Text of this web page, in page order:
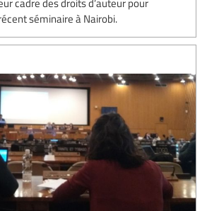
séminaire à Nairobi.